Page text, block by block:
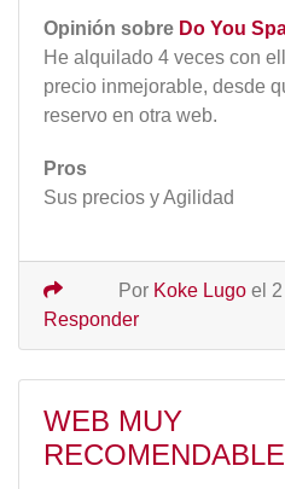
Opinión sobre Do You
He alquilado 4 veces con
precio inmejorable, desde
reservo en otra web.
Pros
Sus precios y Agilidad
Por Koke Lugo el
Responder
WEB MUY
RECOMENDABLE